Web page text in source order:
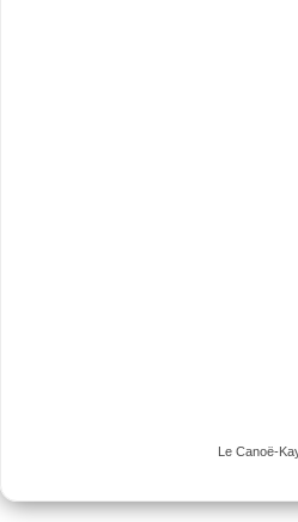
Le Canoë-